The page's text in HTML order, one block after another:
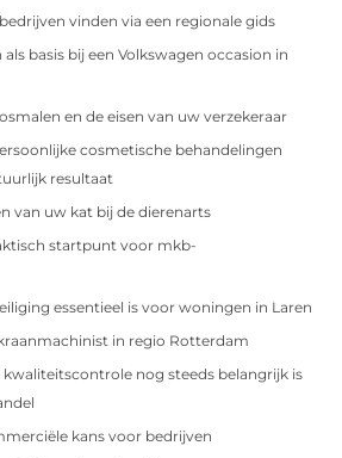
vinden via een regionale gids
basis bij een Volkswagen occasion in
en de eisen van uw verzekeraar
cosmetische behandelingen
resultaat
van uw kat bij de dierenarts
startpunt voor mkb-
essentieel is voor woningen in Laren
in regio Rotterdam
nog steeds belangrijk is
kans voor bedrijven